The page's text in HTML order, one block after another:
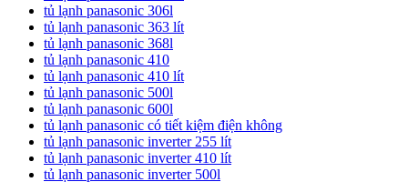
tủ lạnh panasonic 306l
tủ lạnh panasonic 363 lít
tủ lạnh panasonic 368l
tủ lạnh panasonic 410
tủ lạnh panasonic 410 lít
tủ lạnh panasonic 500l
tủ lạnh panasonic 600l
tủ lạnh panasonic có tiết kiệm điện không
tủ lạnh panasonic inverter 255 lít
tủ lạnh panasonic inverter 410 lít
tủ lạnh panasonic inverter 500l